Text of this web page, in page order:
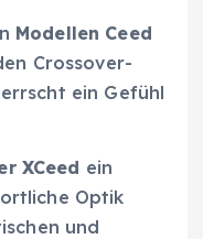
Modellen Ceed
Crossover-
ein Gefühl
XCeed ein
Optik
und